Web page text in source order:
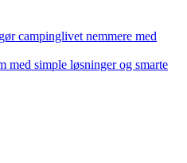
campinglivet nemmere med
med simple løsninger og smarte